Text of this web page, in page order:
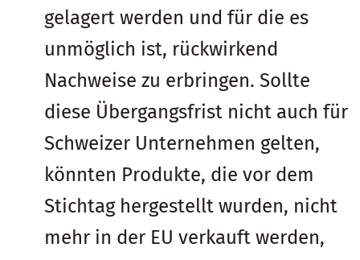
gelagert werden und für die es
unmöglich ist, rückwirkend
Nachweise zu erbringen. Sollte
diese Übergangsfrist nicht auch für
Schweizer Unternehmen gelten,
könnten Produkte, die vor dem
Stichtag hergestellt wurden, nicht
mehr in der EU verkauft werden,